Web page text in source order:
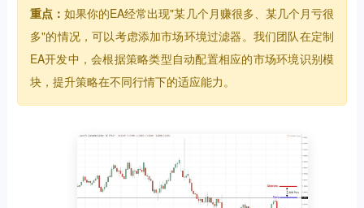
重点：如果你的EA经常出现"某几个月赚很多、某几个月亏很
多"的情况，可以考虑添加市场环境过滤器。我们团队在定制
EA开发中，会根据策略类型自动配置相应的市场环境识别模
块，提升策略在不同行情下的适应能力。